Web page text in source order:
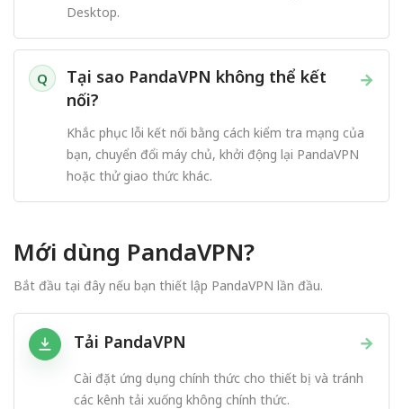
Desktop.
Q →
Tại sao PandaVPN không thể kết
nối?
Khắc phục lỗi kết nối bằng cách kiểm tra mạng của
bạn, chuyển đổi máy chủ, khởi động lại PandaVPN
hoặc thử giao thức khác.
Mới dùng PandaVPN?
Bắt đầu tại đây nếu bạn thiết lập PandaVPN lần đầu.
→
Tải PandaVPN
Cài đặt ứng dụng chính thức cho thiết bị và tránh
các kênh tải xuống không chính thức.